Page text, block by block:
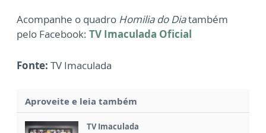
Acompanhe o quadro Homilia do Diatambém
pelo Facebook: TV Imaculada Oficial
Fonte: TV Imaculada
Aproveite e leia também
TV Imaculada